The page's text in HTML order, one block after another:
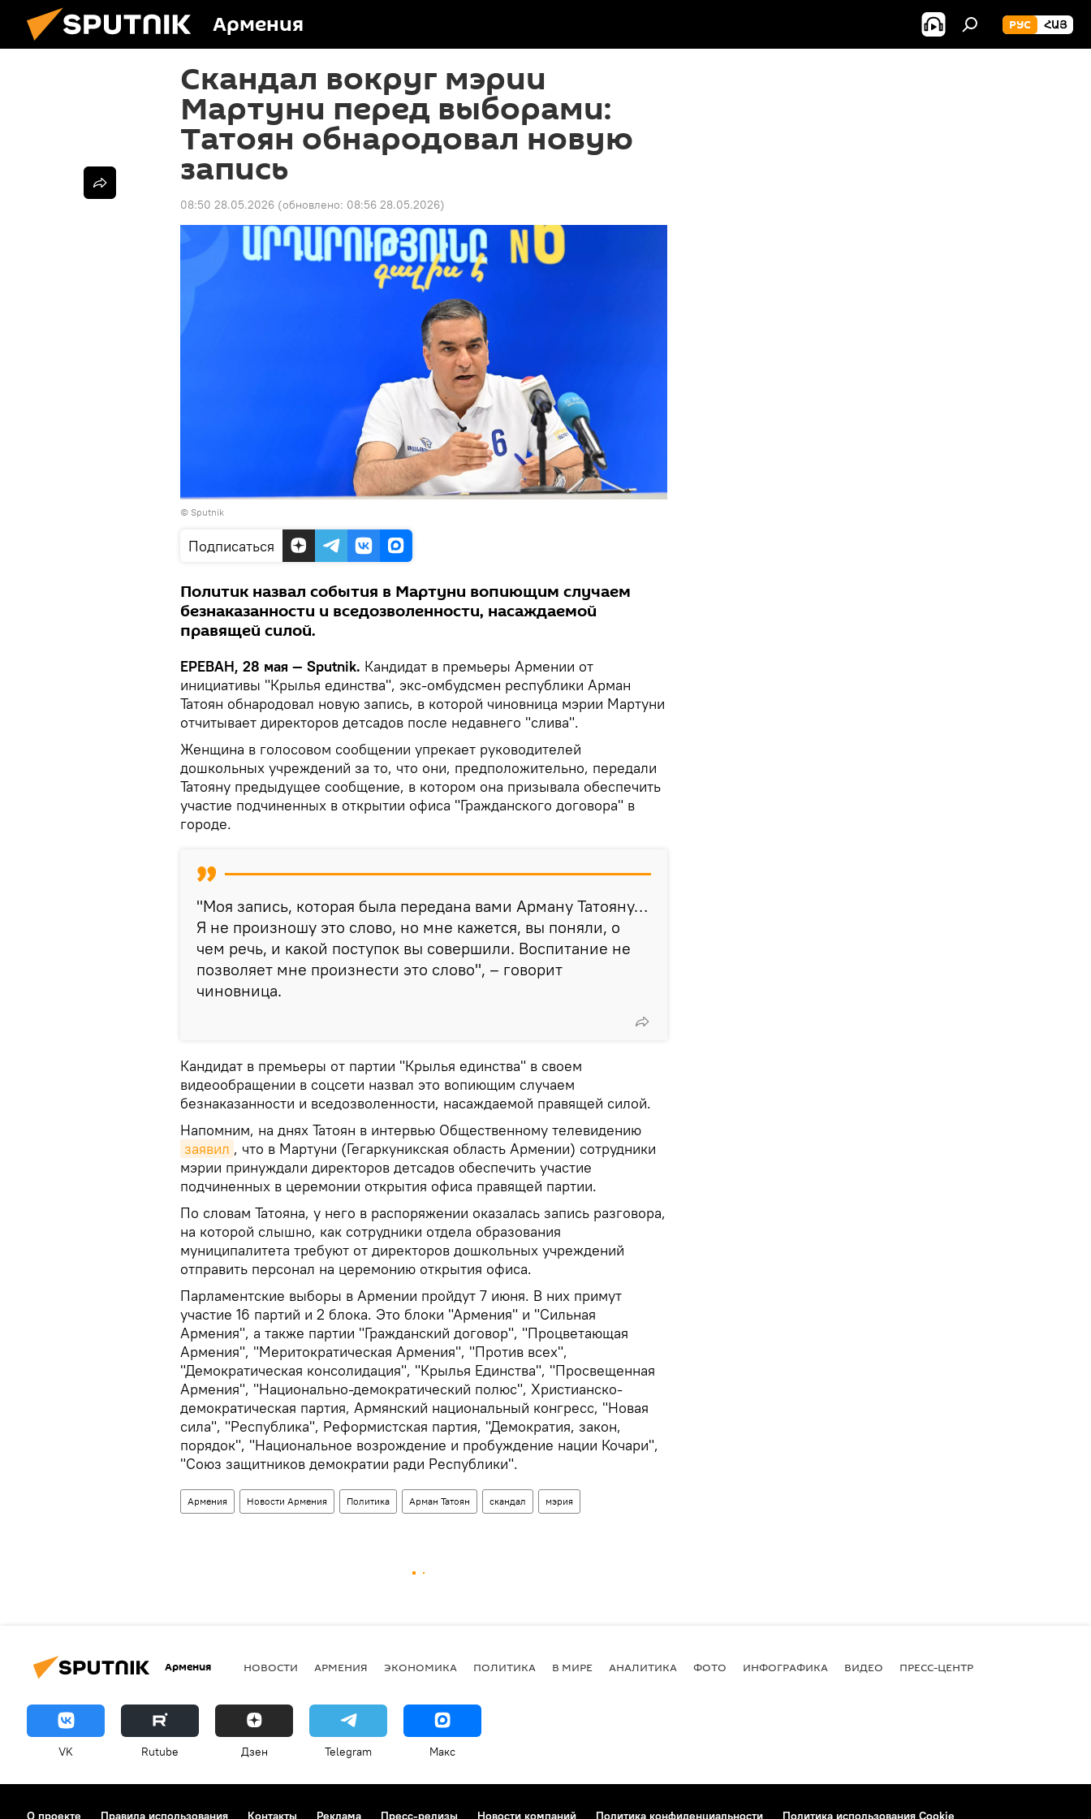
Армения РУС ՀԱՅ
Скандал вокруг мэрии
Мартуни перед выборами:
Татоян обнародовал новую
запись
08:50 28.05.2026 (обновлено: 08:56 28.05.2026)
© Sputnik
Подписаться
Политик назвал события в Мартуни вопиющим случаем
безнаказанности и вседозволенности, насаждаемой
правящей силой.
ЕРЕВАН, 28 мая — Sputnik. Кандидат в премьеры Армении от
инициативы "Крылья единства", экс-омбудсмен республики Арман
Татоян обнародовал новую запись, в которой чиновница мэрии Мартуни
отчитывает директоров детсадов после недавнего "слива".
Женщина в голосовом сообщении упрекает руководителей
дошкольных учреждений за то, что они, предположительно, передали
Татояну предыдущее сообщение, в котором она призывала обеспечить
участие подчиненных в открытии офиса "Гражданского договора" в
городе.
"Моя запись, которая была передана вами Арману Татояну…
Я не произношу это слово, но мне кажется, вы поняли, о
чем речь, и какой поступок вы совершили. Воспитание не
позволяет мне произнести это слово", – говорит
чиновница.
Кандидат в премьеры от партии "Крылья единства" в своем
видеообращении в соцсети назвал это вопиющим случаем
безнаказанности и вседозволенности, насаждаемой правящей силой.
Напомним, на днях Татоян в интервью Общественному телевидению
заявил , что в Мартуни (Гегаркуникская область Армении) сотрудники
мэрии принуждали директоров детсадов обеспечить участие
подчиненных в церемонии открытия офиса правящей партии.
По словам Татояна, у него в распоряжении оказалась запись разговора,
на которой слышно, как сотрудники отдела образования
муниципалитета требуют от директоров дошкольных учреждений
отправить персонал на церемонию открытия офиса.
Парламентские выборы в Армении пройдут 7 июня. В них примут
участие 16 партий и 2 блока. Это блоки "Армения" и "Сильная
Армения", а также партии "Гражданский договор", "Процветающая
Армения", "Меритократическая Армения", "Против всех",
"Демократическая консолидация", "Крылья Единства", "Просвещенная
Армения", "Национально-демократический полюс", Христианско-
демократическая партия, Армянский национальный конгресс, "Новая
сила", "Республика", Реформистская партия, "Демократия, закон,
порядок", "Национальное возрождение и пробуждение нации Кочари",
"Союз защитников демократии ради Республики".
Армения Новости Армения Политика Арман Татоян скандал мэрия
Армения НОВОСТИ АРМЕНИЯ ЭКОНОМИКА ПОЛИТИКА В МИРЕ АНАЛИТИКА ФОТО ИНФОГРАФИКА ВИДЕО ПРЕСС-ЦЕНТР
VK Rutube Дзен Telegram Макс
О проекте Правила использования Контакты Реклама Пресс-релизы Новости компаний Политика конфиденциальности Политика использования Cookie